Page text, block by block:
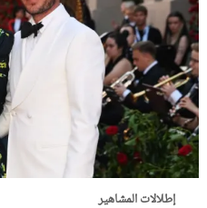
إطلالات المشاهير
فيديو
مطبخ سيدتي
مقالات الرأي
ستايل
تقارير
عروس سيدتي